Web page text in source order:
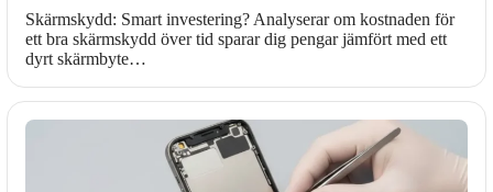
Skärmskydd: Smart investering? Analyserar om kostnaden för
ett bra skärmskydd över tid sparar dig pengar jämfört med ett
dyrt skärmbyte…